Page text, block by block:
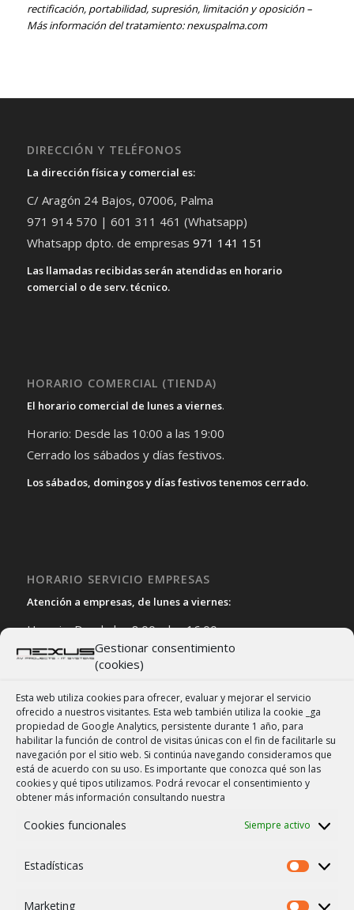
Gestionar consentimiento
(cookies)
Esta web utiliza cookies para ofrecer, evaluar y mejorar el servicio
ofrecido a nuestros visitantes. Esta web también utiliza la cookie _ga
propiedad de Google Analytics, persistente durante 1 año, para
habilitar la función de control de visitas únicas con el fin de facilitarle su
navegación por el sitio web. Si continúa navegando consideramos que
está de acuerdo con su uso. Es importante que conozca qué son las
cookies y qué tipos utilizamos. Podrá revocar el consentimiento y
obtener más información consultando nuestra
Cookies funcionales Siempre activo
Estadísticas
Marketing
rectificación, portabilidad, supresión, limitación y oposición –
Más información del tratamiento: nexuspalma.com
DIRECCIÓN Y TELÉFONOS
La dirección física y comercial es:
C/ Aragón 24 Bajos, 07006, Palma
971 914 570 | 601 311 461 (Whatsapp)
Whatsapp dpto. de empresas 971 141 151
Las llamadas recibidas serán atendidas en horario
comercial o de serv. técnico.
HORARIO COMERCIAL (TIENDA)
El horario comercial de lunes a viernes.
Horario: Desde las 10:00 a las 19:00
Cerrado los sábados y días festivos.
Los sábados, domingos y días festivos tenemos cerrado.
HORARIO SERVICIO EMPRESAS
Atención a empresas, de lunes a viernes:
Horario: Desde las 8:00 a las 16:00
Tel. departamento empresas: 971 141 151.
Whatsapp dpto. de empresas
Servicio de urgencias (clientes con contrato)
Puedes contactar con nuestro departamento de empresas
AQUÍ
NEXUS PALMA SL | 2007 – 2026
Pedir cita para una audición